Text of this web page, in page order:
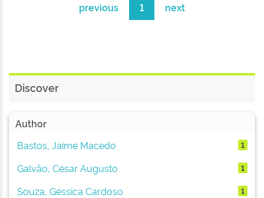
previous 1 next
Discover
Author
Bastos, Jaime Macedo
1
Galvão, César Augusto 1
Souza, Géssica Cardoso 1